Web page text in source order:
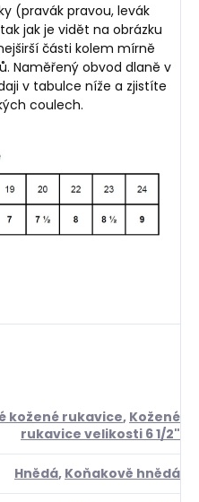
(pravák pravou, levák
jak je vidět na obrázku
části kolem mírně
Naměřený obvod dlaně v
v tabulce níže a zjistíte
coulech.
kožené rukavice, Kožené
rukavice velikosti 6 1/2"
Hnědá, Koňakově hnědá